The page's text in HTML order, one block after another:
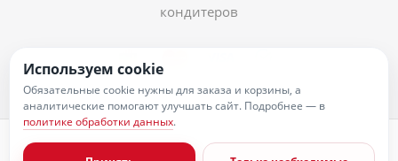
кондитеров
Согласие на обработку персональных данных
Используем cookie
Обязательные cookie нужны для заказа и корзины, а
аналитические помогают улучшать сайт. Подробнее — в
политике обработки данных.